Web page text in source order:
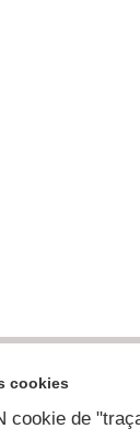
cookies
cookie de